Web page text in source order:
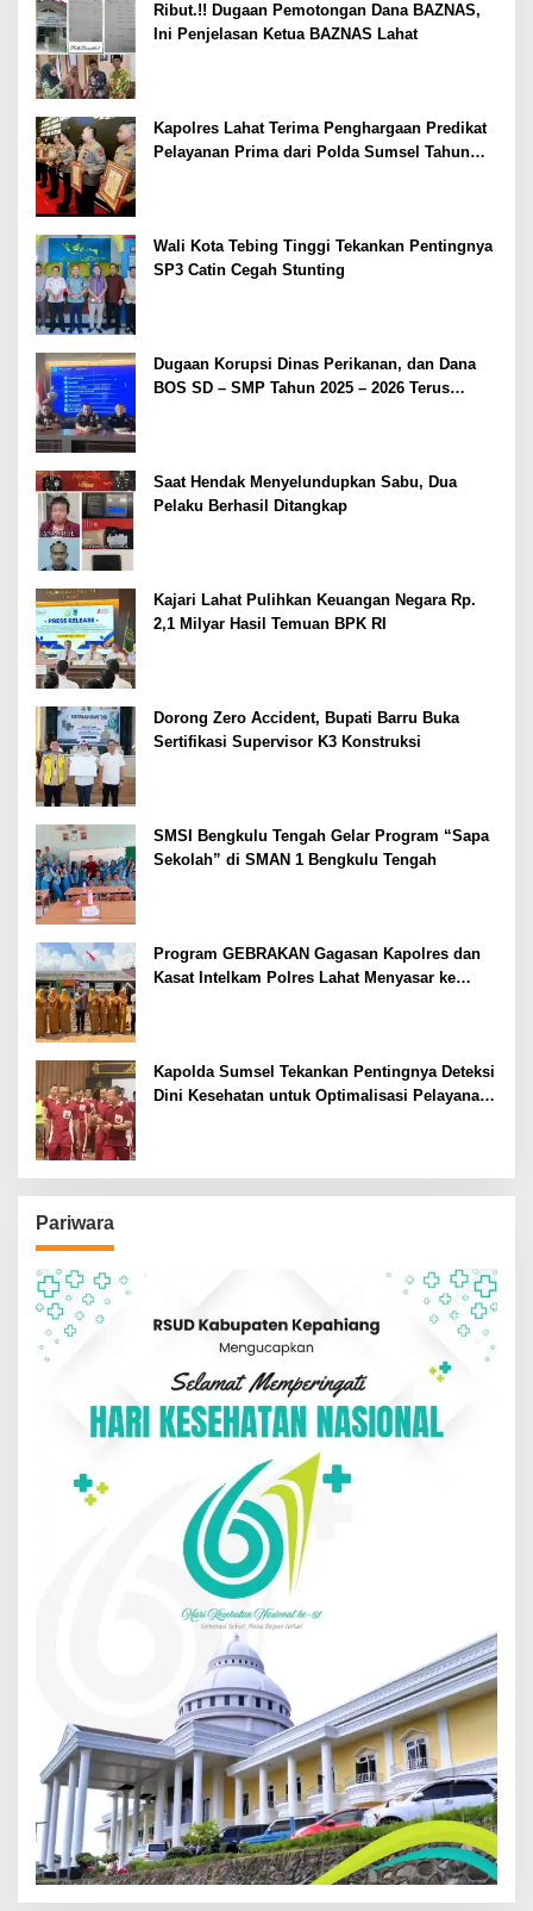
Ribut.!! Dugaan Pemotongan Dana BAZNAS,
Ini Penjelasan Ketua BAZNAS Lahat
Kapolres Lahat Terima Penghargaan Predikat
Pelayanan Prima dari Polda Sumsel Tahun
Wali Kota Tebing Tinggi Tekankan Pentingnya
SP3 Catin Cegah Stunting
Dugaan Korupsi Dinas Perikanan, dan Dana
BOS SD – SMP Tahun 2025 – 2026 Terus
Saat Hendak Menyelundupkan Sabu, Dua
Pelaku Berhasil Ditangkap
Kajari Lahat Pulihkan Keuangan Negara Rp.
2,1 Milyar Hasil Temuan BPK RI
Dorong Zero Accident, Bupati Barru Buka
Sertifikasi Supervisor K3 Konstruksi
SMSI Bengkulu Tengah Gelar Program “Sapa
Sekolah” di SMAN 1 Bengkulu Tengah
Program GEBRAKAN Gagasan Kapolres dan
Kasat Intelkam Polres Lahat Menyasar ke
Kapolda Sumsel Tekankan Pentingnya Deteksi
Dini Kesehatan untuk Optimalisasi Pelayanan
Pariwara